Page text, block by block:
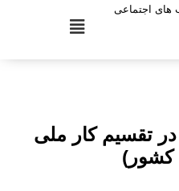
های اجتماعی
تقسیم کار ملی
کشور)